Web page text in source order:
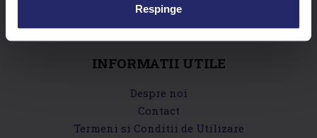
Respinge
INFORMATII UTILE
Despre noi
Contact
Termeni si Conditii de Utilizare